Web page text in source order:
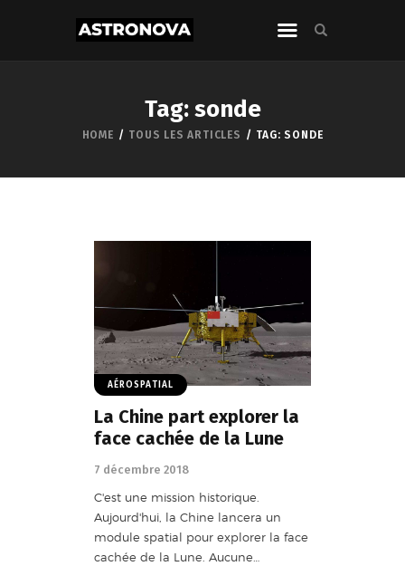
Tag: sonde
HOME TOUS LES ARTICLES TAG: SONDE
AÉROSPATIAL
La Chine part explorer la
face cachée de la Lune
7 décembre 2018
C'est une mission historique.
Aujourd'hui, la Chine lancera un
module spatial pour explorer la face
cachée de la Lune. Aucune…